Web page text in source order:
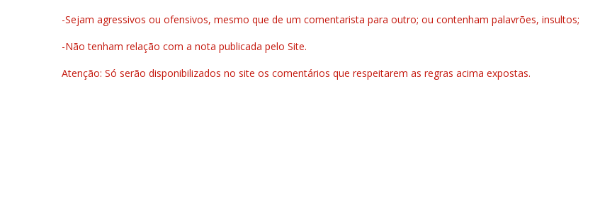
-Sejam agressivos ou ofensivos, mesmo que de um comentarista para outro; ou contenham palavrões, insultos;
-Não tenham relação com a nota publicada pelo Site.
Atenção: Só serão disponibilizados no site os comentários que respeitarem as regras acima expostas.